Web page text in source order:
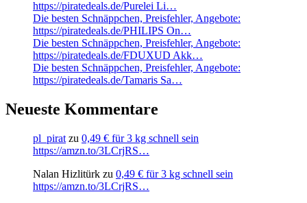
https://piratedeals.de/Purelei Li…
Die besten Schnäppchen, Preisfehler, Angebote:
https://piratedeals.de/PHILIPS On…
Die besten Schnäppchen, Preisfehler, Angebote:
https://piratedeals.de/FDUXUD Akk…
Die besten Schnäppchen, Preisfehler, Angebote:
https://piratedeals.de/Tamaris Sa…
Neueste Kommentare
pl_pirat zu 0,49 € für 3 kg schnell sein
https://amzn.to/3LCrjRS…
Nalan Hizlitürk zu 0,49 € für 3 kg schnell sein
https://amzn.to/3LCrjRS…